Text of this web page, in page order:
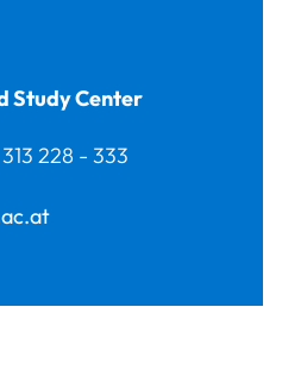
Study Center
228 - 333